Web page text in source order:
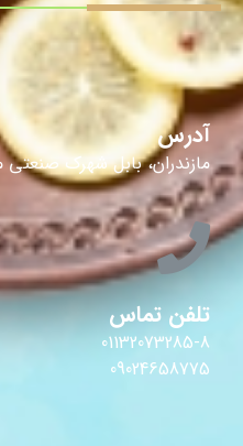
آدرس
مازندران، بابل شهرک صنعتی
تلفن تماس
01132073285-8
09024658775